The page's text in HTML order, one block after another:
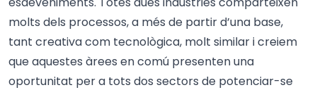
molts dels processos, a més de partir d’una base,
tant creativa com tecnològica, molt similar i creiem
que aquestes àrees en comú presenten una
oportunitat per a tots dos sectors de potenciar-se